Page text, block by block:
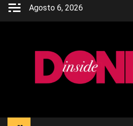
Skip
Agosto 6, 2026